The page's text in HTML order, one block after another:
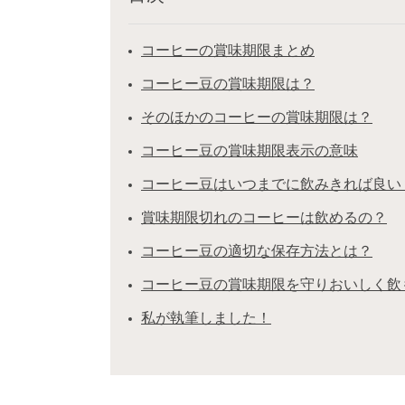
コーヒーの賞味期限まとめ
コーヒー豆の賞味期限は？
そのほかのコーヒーの賞味期限は？
コーヒー豆の賞味期限表示の意味
コーヒー豆はいつまでに飲みきれば良い
賞味期限切れのコーヒーは飲めるの？
コーヒー豆の適切な保存方法とは？
コーヒー豆の賞味期限を守りおいしく飲
私が執筆しました！